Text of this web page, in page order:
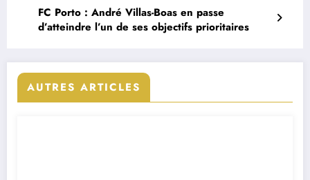
FC Porto : André Villas-Boas en passe
d’atteindre l’un de ses objectifs prioritaires
AUTRES ARTICLES